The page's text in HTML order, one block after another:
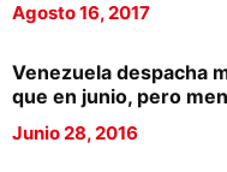
Agosto 16, 2017
Venezuela despacha
que en junio, pero
Junio 28, 2016